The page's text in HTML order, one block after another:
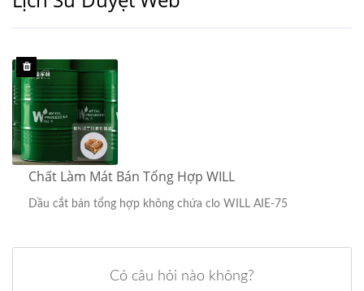
Chất Làm Mát Bán Tổng Hợp WILL
Dầu cắt bán tổng hợp không chứa clo WILL AIE-75
Có câu hỏi nào không?